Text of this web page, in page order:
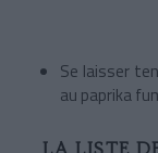
Se laisser
au paprika
LA LISTE